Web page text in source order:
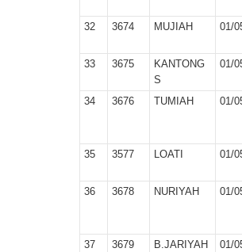
32
3674 MUJIAH 01/
33
3675
KANTONG
S
01/
34
3676 TUMIAH 01/
35
3577 LOATI 01/
36
3678 NURIYAH 01/
37
3679 B.JARIYAH 01/